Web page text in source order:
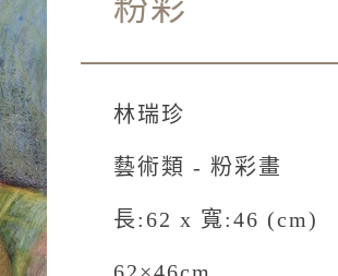
林瑞珍
藝術類 - 粉彩畫
長:62 x 寬:46 (cm)